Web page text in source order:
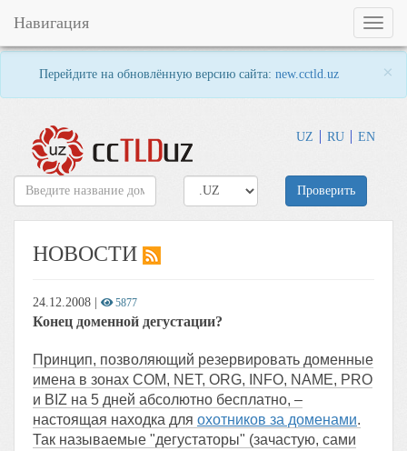
Перейдите на обновлённую версию сайта: new.cctld.uz ×
UZ RU EN
Toggle
Навигация
Проверить
НОВОСТИ
24.12.2008 5877
Конец доменной дегустации?
Принцип, позволяющий резервировать доменные
имена в зонах COM, NET, ORG, INFO, NAME, PRO
и BIZ на 5 дней абсолютно бесплатно, –
настоящая находка для охотников за доменами.
Так называемые "дегустаторы" (зачастую, сами